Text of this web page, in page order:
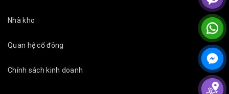
Nhà kho
Quan hệ cổ đông
Chính sách kinh doanh